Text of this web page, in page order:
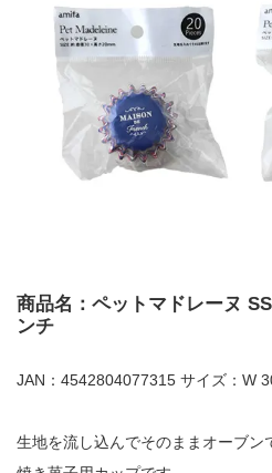
商品名：ペットマドレーヌ
ンチ
JAN：4542804077315 サイズ：W
生地を流し込んでそのままオーブン